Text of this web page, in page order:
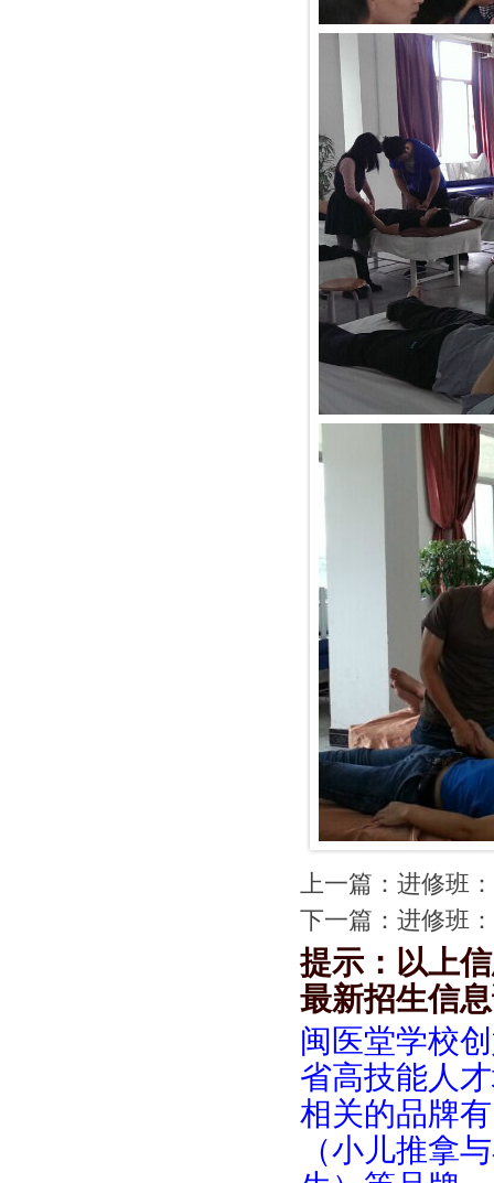
上一篇： 进修班
下一篇： 进修班
提示：以上
最新招生信
闽医堂学校
省高技能人
相关的品牌
（小儿推拿